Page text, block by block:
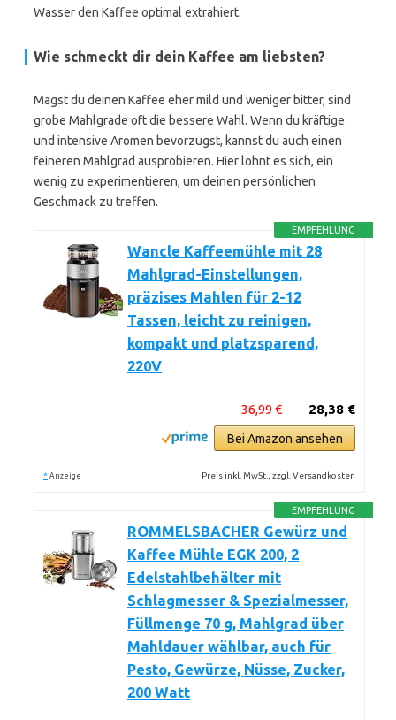
Wasser den Kaffee optimal extrahiert.
Wie schmeckt dir dein Kaffee am liebsten?
Magst du deinen Kaffee eher mild und weniger bitter, sind
grobe Mahlgrade oft die bessere Wahl. Wenn du kräftige
und intensive Aromen bevorzugst, kannst du auch einen
feineren Mahlgrad ausprobieren. Hier lohnt es sich, ein
wenig zu experimentieren, um deinen persönlichen
Geschmack zu treffen.
EMPFEHLUNG
Wancle Kaffeemühle mit 28
Mahlgrad-Einstellungen,
präzises Mahlen für 2-12
Tassen, leicht zu reinigen,
kompakt und platzsparend,
220V
28,38 €
36,99 €
Bei Amazon ansehen
* Anzeige Preis inkl. MwSt., zzgl. Versandkosten
EMPFEHLUNG
ROMMELSBACHER Gewürz und
Kaffee Mühle EGK 200, 2
Edelstahlbehälter mit
Schlagmesser & Spezialmesser,
Füllmenge 70 g, Mahlgrad über
Mahldauer wählbar, auch für
Pesto, Gewürze, Nüsse, Zucker,
200 Watt